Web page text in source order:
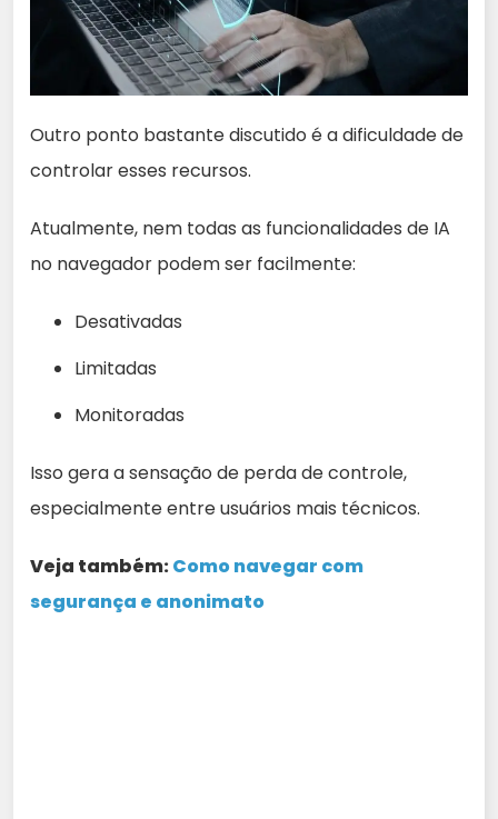
Outro ponto bastante discutido é a dificuldade de
controlar esses recursos.
Atualmente, nem todas as funcionalidades de IA
no navegador podem ser facilmente:
Desativadas
Limitadas
Monitoradas
Isso gera a sensação de perda de controle,
especialmente entre usuários mais técnicos.
Veja também:Como navegar com
segurança e anonimato